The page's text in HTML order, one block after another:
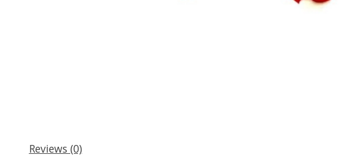
Reviews (0)